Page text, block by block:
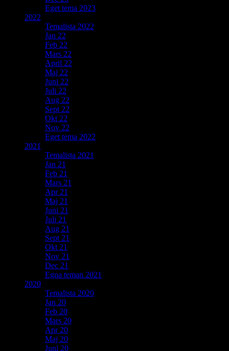
Eget tema 2023
2022
Temalista 2022
Jan 22
Feb 22
Mars 22
April 22
Maj 22
Juni 22
Juli 22
Aug 22
Sept 22
Okt 22
Nov 22
Eget tema 2022
2021
Temalista 2021
Jan 21
Feb 21
Mars 21
Apr 21
Maj 21
Juni 21
Juli 21
Aug 21
Sept 21
Okt 21
Nov 21
Dec 21
Egna teman 2021
2020
Temalista 2020
Jan 20
Feb 20
Mars 20
Apr 20
Maj 20
Juni 20